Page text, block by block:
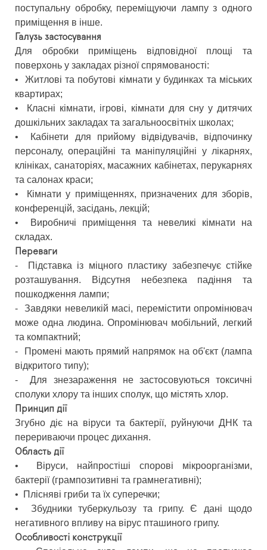
поступальну обробку, переміщуючи лампу з одного
приміщення в інше.
Галузь застосування
Для обробки приміщень відповідної площі та
поверхонь у закладах різної спрямованості:
•
Житлові та побутові кімнати у будинках та міських
квартирах;
•
Класні кімнати, ігрові, кімнати для сну у дитячих
дошкільних закладах та загальноосвітніх школах;
•
Кабінети для прийому відвідувачів, відпочинку
персоналу, операційні та маніпуляційні у лікарнях,
клініках, санаторіях, масажних кабінетах, перукарнях
та салонах краси;
•
Кімнати у приміщеннях, призначених для зборів,
конференцій, засідань, лекцій;
•
Виробничі приміщення та невеликі кімнати на
складах.
Переваги
-
Підставка із міцного пластику забезпечує стійке
розташування. Відсутня небезпека падіння та
пошкодження лампи;
-
Завдяки невеликій масі, перемістити опромінювач
може одна людина. Опромінювач мобільний, легкий
та компактний;
-
Промені мають прямий напрямок на об'єкт (лампа
відкритого типу);
-
Для знезараження не застосовуються токсичні
сполуки хлору та інших сполук, що містять хлор.
Принцип дії
Згубно діє на віруси та бактерії, руйнуючи ДНК та
перериваючи процес дихання.
Область дії
•
Віруси, найпростіші спорові мікроорганізми,
бактерії (грампозитивні та грамнегативні);
•
Плісняві гриби та їх суперечки;
•
Збудники туберкульозу та грипу. Є дані щодо
негативного впливу на вірус пташиного грипу.
Особливості конструкції